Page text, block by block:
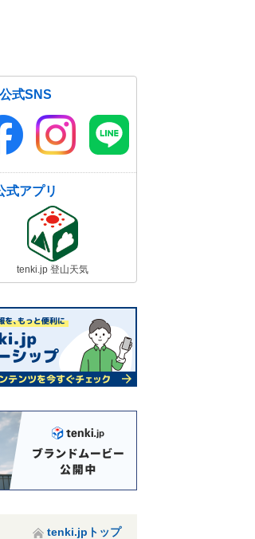
式SNS
式アプリ
tenki.jp 登山天気
tenki.jpトップ